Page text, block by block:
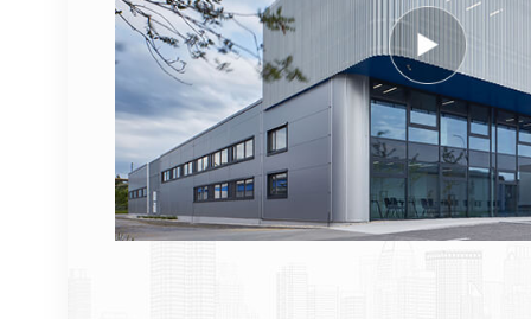
ERICSSON 2212 B31
KRC 161 893/1 Unité
radio à distance
VOIR LES DÉTAILS
HUAWEI RRU5909